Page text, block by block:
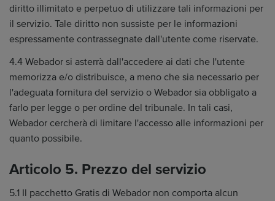
diritto illimitato e perpetuo di utilizzare tali informazioni per
il servizio. Tale diritto non sussiste per le informazioni
espressamente contrassegnate dall'utente come riservate.
4.4 Webador si asterrà dall'accedere ai dati che l'utente
memorizza e/o distribuisce, a meno che sia necessario per
l'adeguata fornitura del servizio o Webador sia obbligato a
farlo per legge o per ordine del tribunale. In tali casi,
Webador cercherà di limitare l'accesso alle informazioni per
quanto possibile.
Articolo 5. Prezzo del servizio
5.1 Il pacchetto Gratis di Webador non comporta alcun